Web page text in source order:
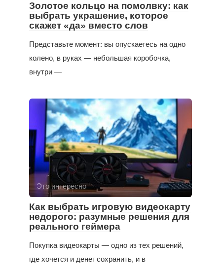
Золотое кольцо на помолвку: как
выбрать украшение, которое
скажет «да» вместо слов
Представьте момент: вы опускаетесь на одно
колено, в руках — небольшая коробочка,
внутри —
Это интересно
Как выбрать игровую видеокарту
недорого: разумные решения для
реального геймера
Покупка видеокарты — одно из тех решений,
где хочется и денег сохранить, и в